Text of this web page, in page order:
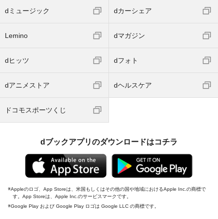
dミュージック dカーシェア
Lemino dマガジン
dヒッツ dフォト
dアニメストア dヘルスケア
ドコモスポーツくじ
dブックアプリのダウンロードはコチラ
Appleのロゴ、App Storeは、米国もしくはその他の国や地域におけるApple Inc.の商標で
す。App Storeは、Apple Inc.のサービスマークです。
Google Play および Google Play ロゴは Google LLC の商標です。